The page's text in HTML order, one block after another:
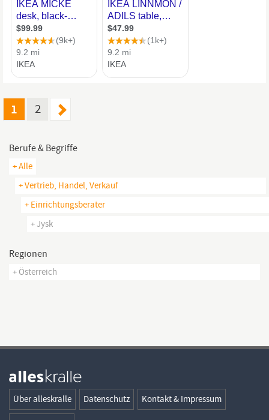
1 2
Berufe & Begriffe
+ Alle
+ Vertrieb, Handel, Verkauf
+ Einrichtungsberater
+ Jysk
Regionen
+ Österreich
Über alleskralle Datenschutz Kontakt & Impressum